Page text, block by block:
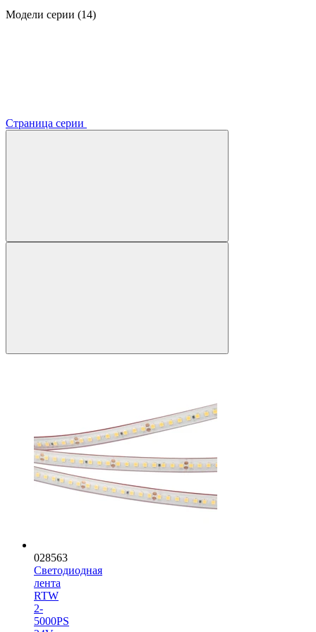
Модели серии (14)
Страница серии
028563
Светодиодная
лента
RTW
2-
5000PS